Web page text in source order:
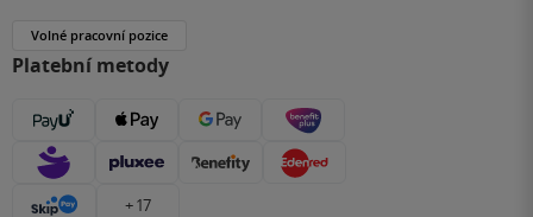
Volné pracovní pozice
Platební metody
+ 17